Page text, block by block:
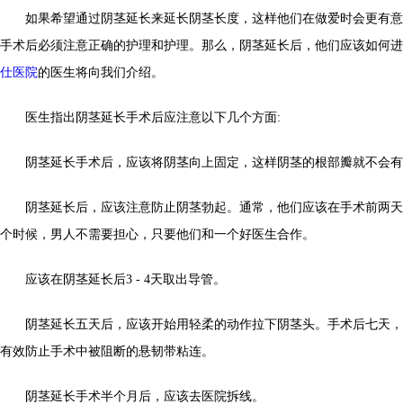
如果希望通过阴茎延长来延长阴茎长度，这样他们在做爱时会更有
手术后必须注意正确的护理和护理。那么，阴茎延长后，他们应该如何
仕医院的医生将向我们介绍。
医生指出阴茎延长手术后应注意以下几个方面:
阴茎延长手术后，应该将阴茎向上固定，这样阴茎的根部瓣就不会
阴茎延长后，应该注意防止阴茎勃起。通常，他们应该在手术前两
个时候，男人不需要担心，只要他们和一个好医生合作。
应该在阴茎延长后3 - 4天取出导管。
阴茎延长五天后，应该开始用轻柔的动作拉下阴茎头。手术后七天
有效防止手术中被阻断的悬韧带粘连。
阴茎延长手术半个月后，应该去医院拆线。